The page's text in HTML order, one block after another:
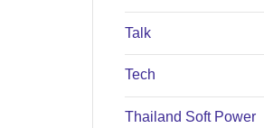
Talk
Tech
Thailand Soft Power